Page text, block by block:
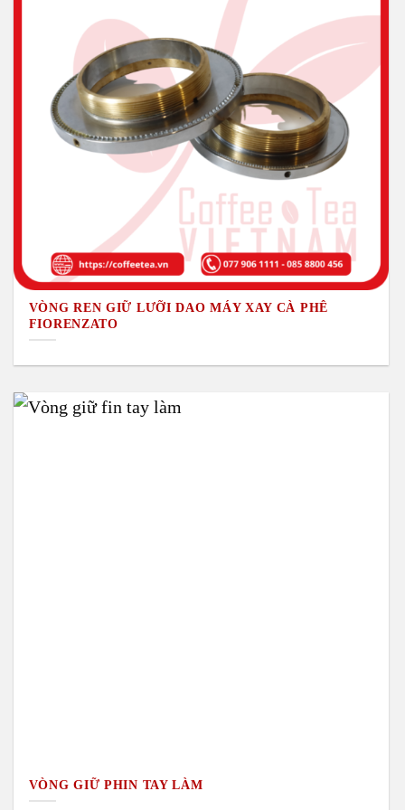
VÒNG REN GIỮ LƯỠI DAO MÁY XAY CÀ PHÊ
FIORENZATO
VÒNG GIỮ PHIN TAY LÀM